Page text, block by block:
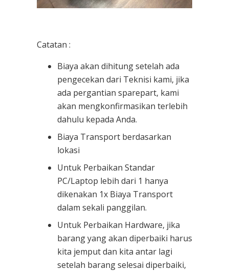
Catatan :
Biaya akan dihitung setelah ada
pengecekan dari Teknisi kami, jika
ada pergantian sparepart, kami
akan mengkonfirmasikan terlebih
dahulu kepada Anda.
Biaya Transport berdasarkan
lokasi
Untuk Perbaikan Standar
PC/Laptop lebih dari 1 hanya
dikenakan 1x Biaya Transport
dalam sekali panggilan.
Untuk Perbaikan Hardware, jika
barang yang akan diperbaiki harus
kita jemput dan kita antar lagi
setelah barang selesai diperbaiki,